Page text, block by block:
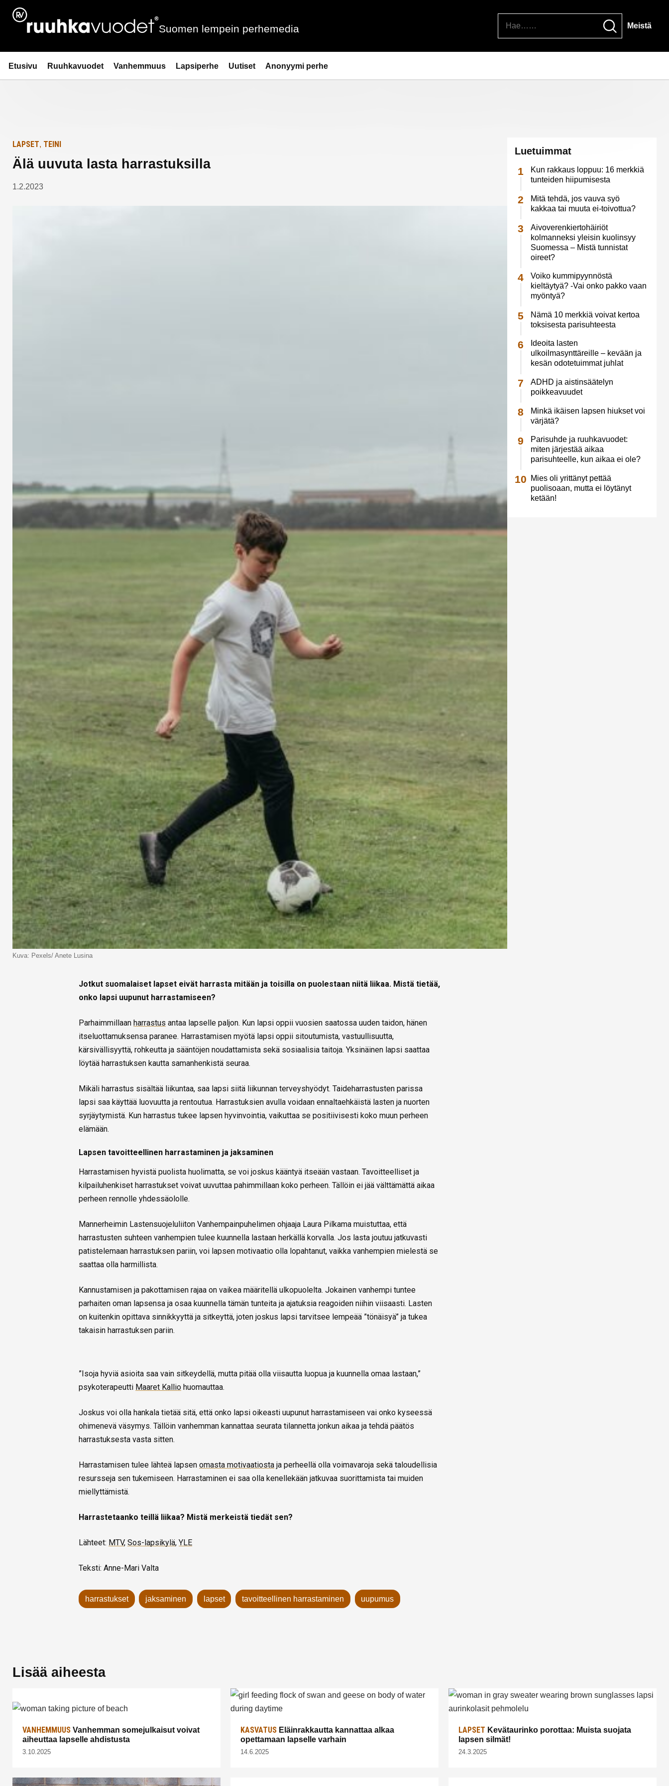
Siirry
sisältöön
Ruuhkavuodet.fi
Suomen lempein perhemedia Meistä
Etusivu Ruuhkavuodet Vanhemmuus Lapsiperhe Uutiset Anonyymi perhe
Etusivulle
LAPSET, TEINI
Älä uuvuta lasta harrastuksilla
1.2.2023
Kuva: Pexels/ Anete Lusina
Jotkut suomalaiset lapset eivät harrasta mitään ja toisilla on puolestaan niitä liikaa. Mistä tietää,
onko lapsi uupunut harrastamiseen?
Parhaimmillaan harrastus antaa lapselle paljon. Kun lapsi oppii vuosien saatossa uuden taidon, hänen
itseluottamuksensa paranee. Harrastamisen myötä lapsi oppii sitoutumista, vastuullisuutta,
kärsivällisyyttä, rohkeutta ja sääntöjen noudattamista sekä sosiaalisia taitoja. Yksinäinen lapsi saattaa
löytää harrastuksen kautta samanhenkistä seuraa.
Mikäli harrastus sisältää liikuntaa, saa lapsi siitä liikunnan terveyshyödyt. Taideharrastusten parissa
lapsi saa käyttää luovuutta ja rentoutua. Harrastuksien avulla voidaan ennaltaehkäistä lasten ja nuorten
syrjäytymistä. Kun harrastus tukee lapsen hyvinvointia, vaikuttaa se positiivisesti koko muun perheen
elämään.
Lapsen tavoitteellinen harrastaminen ja jaksaminen
Harrastamisen hyvistä puolista huolimatta, se voi joskus kääntyä itseään vastaan. Tavoitteelliset ja
kilpailuhenkiset harrastukset voivat uuvuttaa pahimmillaan koko perheen. Tällöin ei jää välttämättä aikaa
perheen rennolle yhdessäololle.
Mannerheimin Lastensuojeluliiton Vanhempainpuhelimen ohjaaja Laura Pilkama muistuttaa, että
harrastusten suhteen vanhempien tulee kuunnella lastaan herkällä korvalla. Jos lasta joutuu jatkuvasti
patistelemaan harrastuksen pariin, voi lapsen motivaatio olla lopahtanut, vaikka vanhempien mielestä se
saattaa olla harmillista.
Kannustamisen ja pakottamisen rajaa on vaikea määritellä ulkopuolelta. Jokainen vanhempi tuntee
parhaiten oman lapsensa ja osaa kuunnella tämän tunteita ja ajatuksia reagoiden niihin viisaasti. Lasten
on kuitenkin opittava sinnikkyyttä ja sitkeyttä, joten joskus lapsi tarvitsee lempeää ”tönäisyä” ja tukea
takaisin harrastuksen pariin.
”Isoja hyviä asioita saa vain sitkeydellä, mutta pitää olla viisautta luopua ja kuunnella omaa lastaan,”
psykoterapeutti Maaret Kallio huomauttaa.
Joskus voi olla hankala tietää sitä, että onko lapsi oikeasti uupunut harrastamiseen vai onko kyseessä
ohimenevä väsymys. Tällöin vanhemman kannattaa seurata tilannetta jonkun aikaa ja tehdä päätös
harrastuksesta vasta sitten.
Harrastamisen tulee lähteä lapsen omasta motivaatiosta ja perheellä olla voimavaroja sekä taloudellisia
resursseja sen tukemiseen. Harrastaminen ei saa olla kenellekään jatkuvaa suorittamista tai muiden
miellyttämistä.
Harrastetaanko teillä liikaa? Mistä merkeistä tiedät sen?
Lähteet: MTV, Sos-lapsikylä, YLE
Teksti: Anne-Mari Valta
harrastukset jaksaminen lapset tavoitteellinen harrastaminen uupumus
Luetuimmat
Kun rakkaus loppuu: 16 merkkiä
tunteiden hiipumisesta
Mitä tehdä, jos vauva syö
kakkaa tai muuta ei-toivottua?
Aivoverenkiertohäiriöt
kolmanneksi yleisin kuolinsyy
Suomessa – Mistä tunnistat
oireet?
Voiko kummipyynnöstä
kieltäytyä? -Vai onko pakko vaan
myöntyä?
Nämä 10 merkkiä voivat kertoa
toksisesta parisuhteesta
Ideoita lasten
ulkoilmasynttäreille – kevään ja
kesän odotetuimmat juhlat
ADHD ja aistinsäätelyn
poikkeavuudet
Minkä ikäisen lapsen hiukset voi
värjätä?
Parisuhde ja ruuhkavuodet:
miten järjestää aikaa
parisuhteelle, kun aikaa ei ole?
Mies oli yrittänyt pettää
puolisoaan, mutta ei löytänyt
ketään!
Lisää aiheesta
VANHEMMUUS Vanhemman somejulkaisut voivat
aiheuttaa lapselle ahdistusta
3.10.2025
KASVATUS Eläinrakkautta kannattaa alkaa
opettamaan lapselle varhain
14.6.2025
LAPSET Kevätaurinko porottaa: Muista suojata
lapsen silmät!
24.3.2025